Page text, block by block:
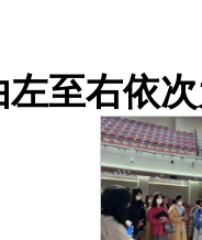
左至右依